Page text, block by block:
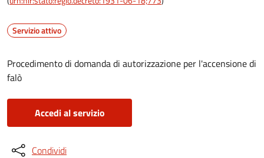
Servizio attivo
Procedimento di domanda di autorizzazione per l'accensione di
falò
Accedi al servizio
Condividi